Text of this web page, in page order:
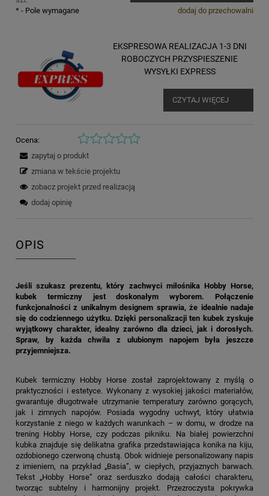
dodaj do przechowalni
* - Pole wymagane
EKSPRESOWA REALIZACJA 1-3 DNI
ROBOCZYCH PRZYSPIESZENIE
WYSYŁKI EXPRESS
CZYTAJ WIĘCEJ
Ocena:
zapytaj o produkt
zmiana w tekście projektu
zobacz projekt przed realizacją
dodaj opinię
OPIS
Jeśli szukasz prezentu, który zachwyci miłośnika Hobby Horse,
kubek termiczny jest doskonałym wyborem. Połączenie
funkcjonalności z unikalnym designem sprawia, że idealnie nadaje
się do codziennego użytku. Dzięki personalizacji ten kubek zyskuje
wyjątkowy charakter, idealny zarówno dla dzieci, jak i dorosłych.
Spraw, by każda chwila z ulubionym napojem była jeszcze
przyjemniejsza.
Kubek termiczny Hobby Horse został zaprojektowany z myślą o
praktyczności i estetyce. Wykonany z wysokiej jakości materiałów,
gwarantuje długotrwałe utrzymanie temperatury zarówno gorących,
jak i zimnych napojów. Posiada wygodny uchwyt, który ułatwia
korzystanie z niego w każdych warunkach – w domu, w drodze na
trening Hobby Horse, czy podczas pikniku. Na białej powierzchni
kubka znajduje się delikatna grafika przedstawiająca konika na kiju,
ozdobionego czerwoną chustą. Obok widnieje personalizowany napis
z imieniem, na przykład „Basia”, w ciepłych, przyjaznych barwach.
Tekst „Hobby Horse” oraz serduszko dodają całości charakteru,
tworząc subtelny i harmonijny projekt. Przezroczysta pokrywka